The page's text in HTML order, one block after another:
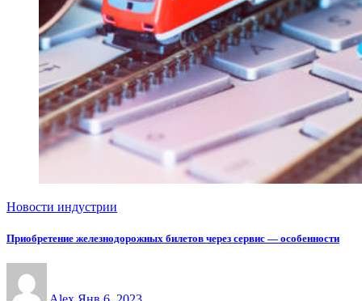
Новости индустрии
Приобретение железнодорожных билетов через сервис — особенности